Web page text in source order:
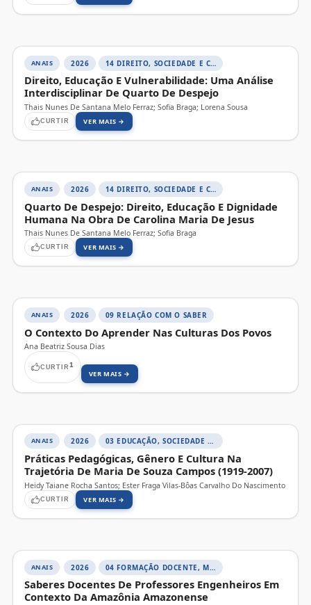
ANAIS 2026 14 DIREITO, SOCIEDADE E CONTEMPORANEIDADE
Direito, Educação E Vulnerabilidade: Uma Análise
Interdisciplinar De Quarto De Despejo
Thais Nunes De Santana Melo Ferraz; Sofia Braga; Lorena Sousa
CURTIR VER MAIS →
ANAIS 2026 14 DIREITO, SOCIEDADE E CONTEMPORANEIDADE
Quarto De Despejo: Direito, Educação E Dignidade
Humana Na Obra De Carolina Maria De Jesus
Thais Nunes De Santana Melo Ferraz; Sofia Braga
CURTIR VER MAIS →
ANAIS 2026 09 RELAÇÃO COM O SABER
O Contexto Do Aprender Nas Culturas Dos Povos
Ana Beatriz Sousa Dias
CURTIR 1
VER MAIS →
ANAIS 2026 03 EDUCAÇÃO, SOCIEDADE E PRÁTICAS EDUCATIVAS
Práticas Pedagógicas, Gênero E Cultura Na
Trajetória De Maria De Souza Campos (1919-2007)
Heidy Taiane Rocha Santos; Ester Fraga Vilas-Bôas Carvalho Do Nascimento
CURTIR VER MAIS →
ANAIS 2026 04 FORMAÇÃO DOCENTE, MEMÓRIA E HISTÓRIA DA EDUCAÇÃO
Saberes Docentes De Professores Engenheiros Em
Contexto Da Amazônia Amazonense